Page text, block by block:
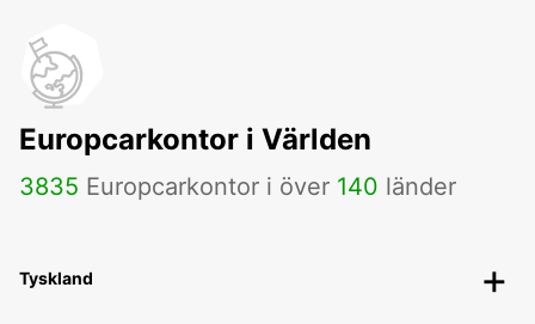
Europcarkontor i Världen
3835 Europcarkontor i över 140 länder
Tyskland